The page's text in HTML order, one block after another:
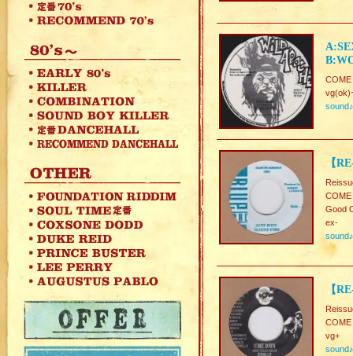
COME
sound♪
【
Good
ex-
sound♪
【
vg+
sound♪